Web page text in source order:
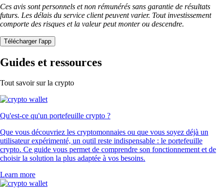
Ces avis sont personnels et non rémunérés sans garantie de résultats
futurs. Les délais du service client peuvent varier. Tout investissement
comporte des risques et la valeur peut monter ou descendre.
Télécharger l'app
Guides et ressources
Tout savoir sur la crypto
Qu'est-ce qu'un portefeuille crypto ?
Que vous découvriez les cryptomonnaies ou que vous soyez déjà un
utilisateur expérimenté, un outil reste indispensable : le portefeuille
crypto. Ce guide vous permet de comprendre son fonctionnement et de
choisir la solution la plus adaptée à vos besoins.
Learn more